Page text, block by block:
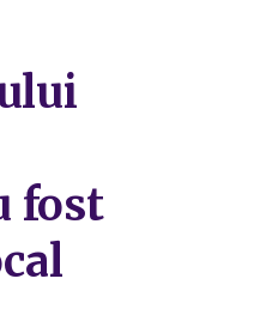
fost